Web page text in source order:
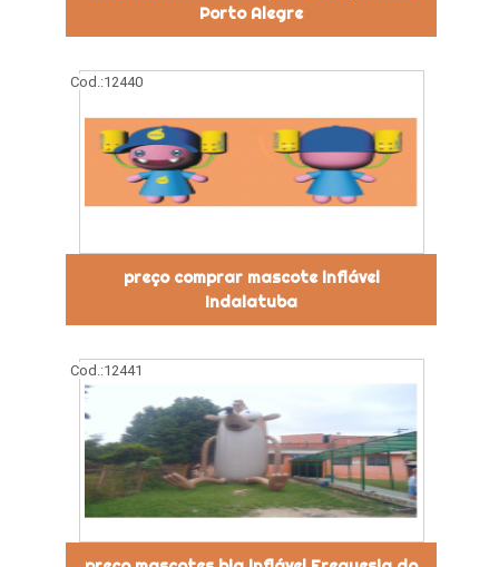
Porto Alegre
Cod.:12440
preço comprar mascote inflável
Indaiatuba
Cod.:12441